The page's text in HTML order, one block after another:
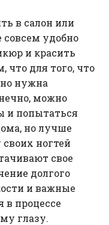
в салон или
удобно
и красить
что для того, что
нужна
можно
и попытаться
но лучше
своих ногтей
свое
долгого
и важные
в процессе
глазу.